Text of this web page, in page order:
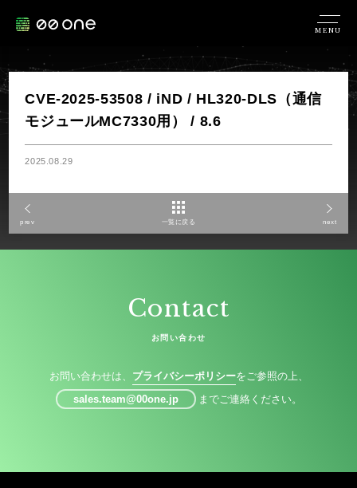
MENU
CVE-2025-53508 / iND / HL320-DLS（通信
モジュールMC7330用） / 8.6
2025.08.29
prev 一覧に戻る next
Contact
お問い合わせ
お問い合わせは、 プライバシーポリシーをご参照の上、
sales.team@00one.jp
までご連絡ください。